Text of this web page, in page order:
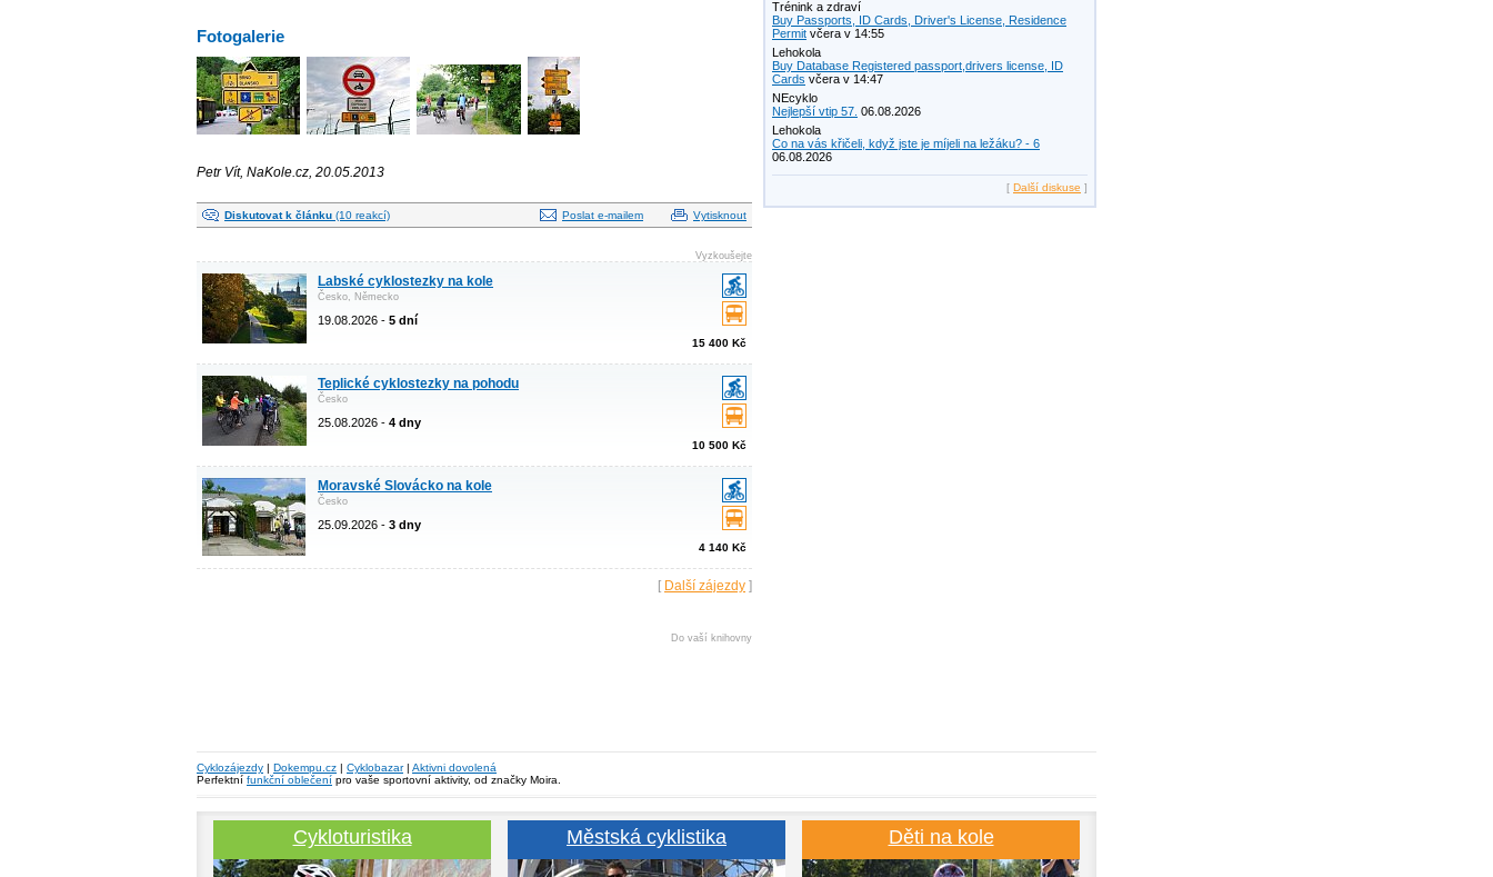
Fotogalerie
Petr Vít, NaKole.cz, 20.05.2013
Diskutovat k článku (10 reakcí) Vytisknout
Poslat e-mailem
Vyzkoušejte
Labské cyklostezky na kole
Česko, Německo
19.08.2026 - 5 dní
15 400 Kč
Teplické cyklostezky na pohodu
Česko
25.08.2026 - 4 dny
10 500 Kč
Moravské Slovácko na kole
Česko
25.09.2026 - 3 dny
4 140 Kč
[ Další zájezdy ]
Do vaší knihovny
Trénink a zdraví
Buy Passports, ID Cards, Driver's License, Residence
Permit včera v 14:55
Lehokola
Buy Database Registered passport,drivers license, ID
Cards včera v 14:47
NEcyklo
Nejlepší vtip 57. 06.08.2026
Lehokola
Co na vás křičeli, když jste je míjeli na ležáku? - 6
06.08.2026
[ Další diskuse ]
Cyklozájezdy | Dokempu.cz | Cyklobazar| Aktivni dovolená
Perfektní funkční oblečení pro vaše sportovní aktivity, od značky Moira.
Cykloturistika Městská cyklistika Děti na kole